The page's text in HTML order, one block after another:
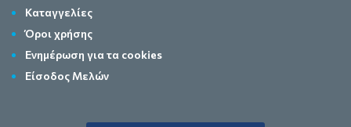
Καταγγελίες
Όροι χρήσης
Ενημέρωση για τα cookies
Είσοδος Μελών